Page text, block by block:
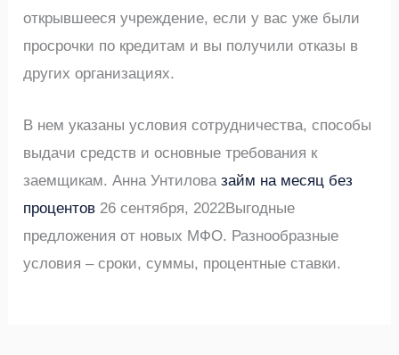
открывшееся учреждение, если у вас уже были
просрочки по кредитам и вы получили отказы в
других организациях.
В нем указаны условия сотрудничества, способы
выдачи средств и основные требования к
заемщикам. Анна Унтиловазайм на месяц без
процентов 26 сентября, 2022Выгодные
предложения от новых МФО. Разнообразные
условия – сроки, суммы, процентные ставки.